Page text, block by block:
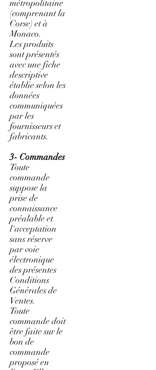
métropolitaine
(comprenant la
Corse) et à
Monaco.
Les produits
sont présentés
avec une fiche
descriptive
établie selon les
données
communiquées
par les
fournisseurs et
fabricants.
3- Commandes
Toute
commande
suppose la
prise de
connaissance
préalable et
l'acceptation
sans réserve
par voie
électronique
des présentes
Conditions
Générales de
Ventes.
Toute
commande doit
être faite sur le
bon de
commande
proposé en